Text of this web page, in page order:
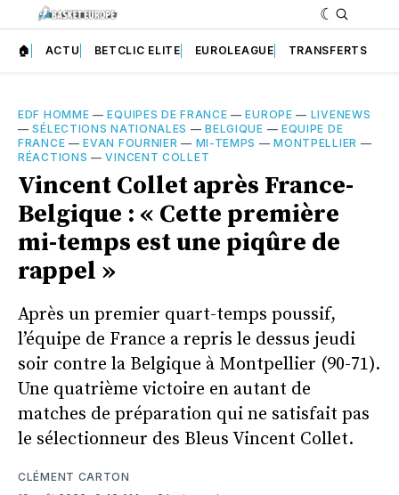
🏠 ACTU BETCLIC ELITE EUROLEAGUE TRANSFERTS
EDF HOMME —EQUIPES DE FRANCE —EUROPE — LIVENEWS
—SÉLECTIONS NATIONALES —BELGIQUE — EQUIPE DE
FRANCE —EVAN FOURNIER — MI-TEMPS —MONTPELLIER —
RÉACTIONS —VINCENT COLLET
Vincent Collet après France-
Belgique : « Cette première
mi-temps est une piqûre de
rappel »
Après un premier quart-temps poussif,
l’équipe de France a repris le dessus jeudi
soir contre la Belgique à Montpellier (90-71).
Une quatrième victoire en autant de
matches de préparation qui ne satisfait pas
le sélectionneur des Bleus Vincent Collet.
CLÉMENT CARTON